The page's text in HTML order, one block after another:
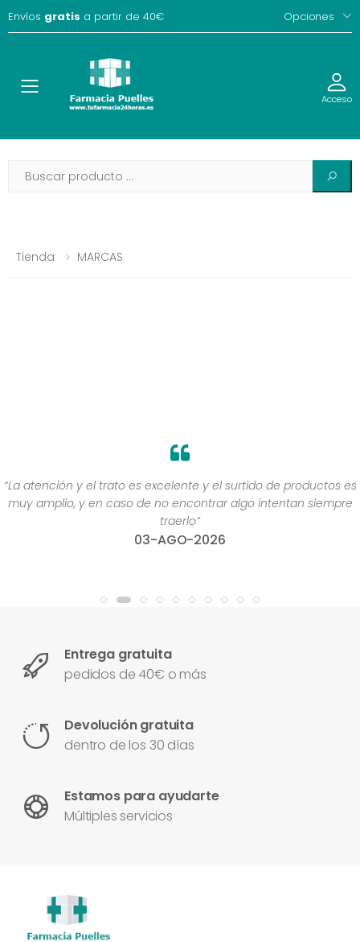
Envíos gratis a partir de 40€ Opciones
Toggle Acceso
Tienda MARCAS
“La atención y el trato es excelente y el surtido de productos es
muy amplio, y en caso de no encontrar algo intentan siempre
traerlo”
03-AGO-2026
Entrega gratuita
pedidos de 40€ o más
Devolución gratuita
dentro de los 30 días
Estamos para ayudarte
Múltiples servicios